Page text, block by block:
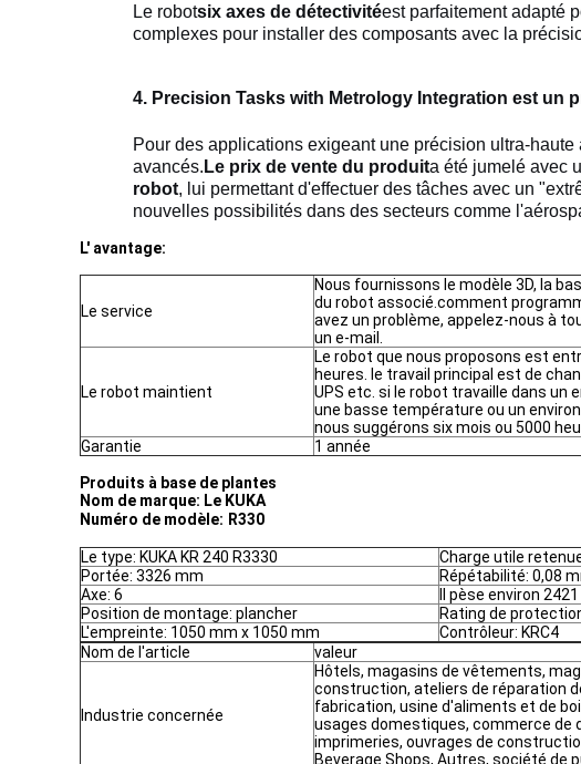
Le robotsix axes de détectivitéest parfaitement adapté
complexes pour installer des composants avec la
4. Precision Tasks with Metrology Integration est un
Pour des applications exigeant une précision ultra-
avancés. Le prix de vente du produita été jumelé avec
robot, lui permettant d'effectuer des tâches avec un
nouvelles possibilités dans des secteurs comme
L' avantage:
Le service
Nous fournissons le modèle 3D, la
du robot associé.comment
avez un problème, appelez-nous à
un e-mail.
Le robot maintient
Le robot que nous proposons est
heures. le travail principal est de
UPS etc. si le robot travaille dans un
une basse température ou un
nous suggérons six mois ou 5000
Garantie
1 année
Produits à base de plantes
Nom de marque: Le KUKA
Numéro de modèle: R330
Le type: KUKA KR 240 R3330
Charge utile
Portée: 3326 mm
Répétabilité: 0,08
Axe: 6
Il pèse environ 2421
Position de montage: plancher
Rating de
L'empreinte: 1050 mm x 1050 mm
Contrôleur: KRC4
Nom de l'article
valeur
Industrie concernée
Hôtels, magasins de vêtements,
construction, ateliers de réparation
fabrication, usine d'aliments et de
usages domestiques, commerce de
imprimeries, ouvrages de
Beverage Shops, Autres, société de